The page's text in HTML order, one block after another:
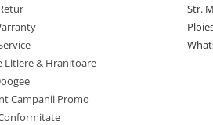
că noul tău telefon este
de 4GB RAM și 128GB
fluidă și rapidă. Și nu te opri
până la 512GB, ai libertatea
te bucuri de clipurile tale
să te lași impresionat?
Litiere & Hranitoare
Campanii Promo
Str.